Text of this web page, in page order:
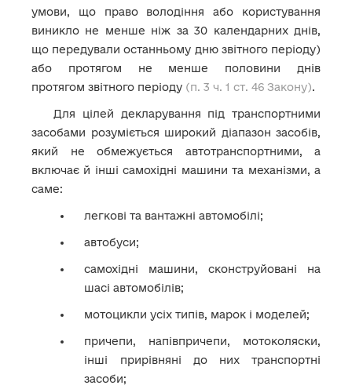
умови, що право володіння або користування
виникло не менше ніж за 30 календарних днів,
що передували останньому дню звітного періоду)
або протягом не менше половини днів
протягом звітного періоду (п. 3 ч. 1 ст. 46 Закону).
Для цілей декларування під транспортними
засобами розуміється широкий діапазон засобів,
який не обмежується автотранспортними, а
включає й інші самохідні машини та механізми, а
саме:
легкові та вантажні автомобілі;
автобуси;
самохідні машини, сконструйовані на
шасі автомобілів;
мотоцикли усіх типів, марок і моделей;
причепи, напівпричепи, мотоколяски,
інші прирівняні до них транспортні
засоби;